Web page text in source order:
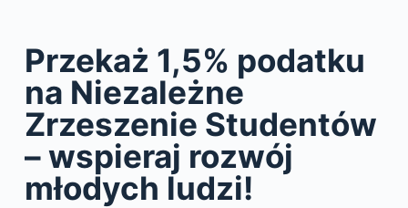
Przekaż 1,5% podatku
na Niezależne
Zrzeszenie Studentów
– wspieraj rozwój
młodych ludzi!